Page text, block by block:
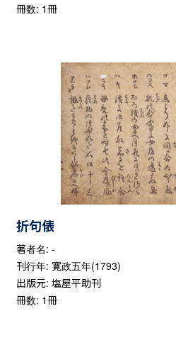
冊数: 1冊
折句俵
著者名: -
刊行年: 寛政五年(1793)
出版元: 塩屋平助刊
冊数: 1冊